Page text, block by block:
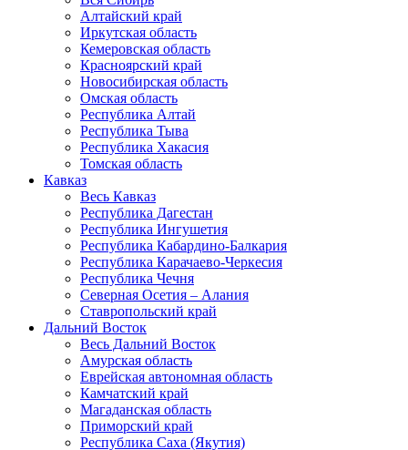
Алтайский край
Иркутская область
Кемеровская область
Красноярский край
Новосибирская область
Омская область
Республика Алтай
Республика Тыва
Республика Хакасия
Томская область
Кавказ
Весь Кавказ
Республика Дагестан
Республика Ингушетия
Республика Кабардино-Балкария
Республика Карачаево-Черкесия
Республика Чечня
Северная Осетия – Алания
Ставропольский край
Дальний Восток
Весь Дальний Восток
Амурская область
Еврейская автономная область
Камчатский край
Магаданская область
Приморский край
Республика Саха (Якутия)